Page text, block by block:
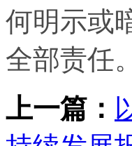
何明示或
全部责任。
上一篇：